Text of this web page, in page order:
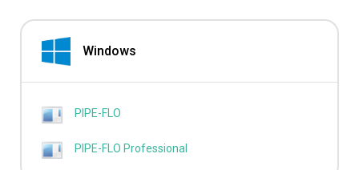
Windows
PIPE-FLO
PIPE-FLO Professional